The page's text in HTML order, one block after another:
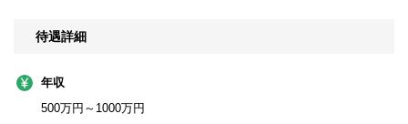
待遇詳細
年収
500万円～1000万円